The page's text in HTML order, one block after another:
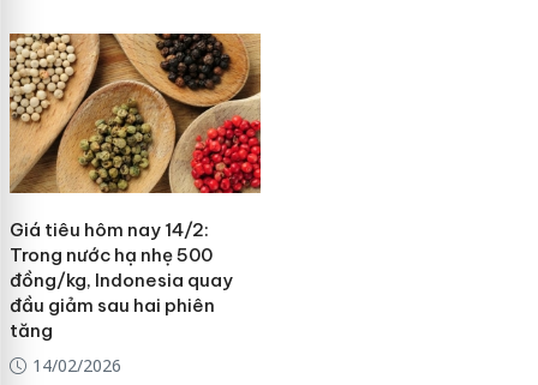
Giá tiêu hôm nay 14/2:
Trong nước hạ nhẹ 500
đồng/kg, Indonesia quay
đầu giảm sau hai phiên
tăng
14/02/2026